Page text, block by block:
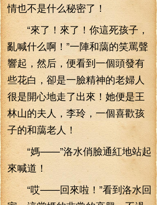
情也不是什么秘密了！
“來了！來了！你這死孩子，
亂喊什么啊！”一陣和藹的笑罵聲
響起，然后，便看到一個頭發有
些花白，卻是一臉精神的老婦人
很是開心地走了出來！她便是王
林山的夫人，李玲，一個喜歡孩
子的和藹老人！
“媽——”洛水俏臉通紅地站起
來喊道！
“哎——回來啦！”看到洛水回